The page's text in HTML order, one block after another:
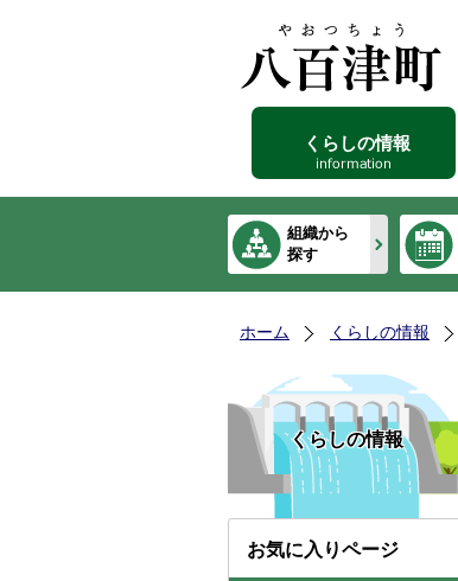
くらしの情報
組織から
探す
ホーム くらしの情報
くらしの情報
お気に入りページ